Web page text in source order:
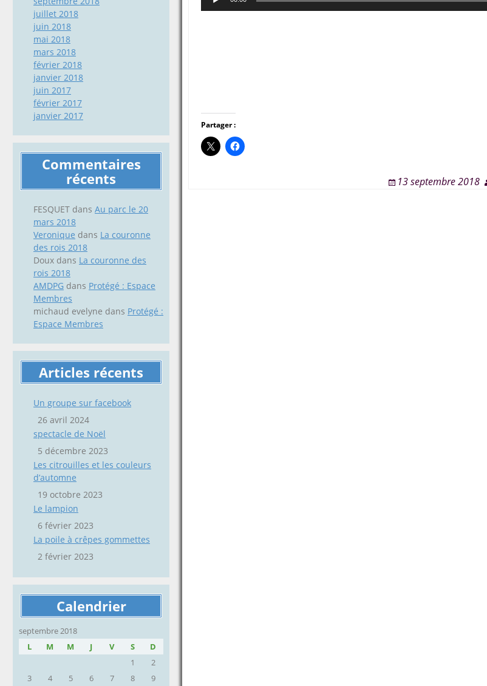
juillet 2018
juin 2018
mai 2018
mars 2018
février 2018
janvier 2018
juin 2017
février 2017
janvier 2017
Commentaires
récents
FESQUET dans Au parc le 20
mars 2018
Veronique dans La couronne
des rois 2018
Doux dans La couronne des
rois 2018
AMDPG dans Protégé : Espace
Membres
michaud evelyne dans Protégé :
Espace Membres
Articles récents
Un groupe sur facebook
26 avril 2024
spectacle de Noël
5 décembre 2023
Les citrouilles et les couleurs
d’automne
19 octobre 2023
Le lampion
6 février 2023
La poile à crêpes gommettes
2 février 2023
Calendrier
septembre 2018
L
M M J V S
D
1
2
3
4 5 6 7 8 9
Partager :
13 septembre 2018